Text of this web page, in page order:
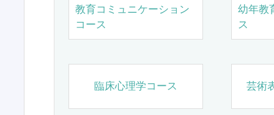
教育コミュニケーション
コース
幼年教
ス
臨床心理学コース 芸術